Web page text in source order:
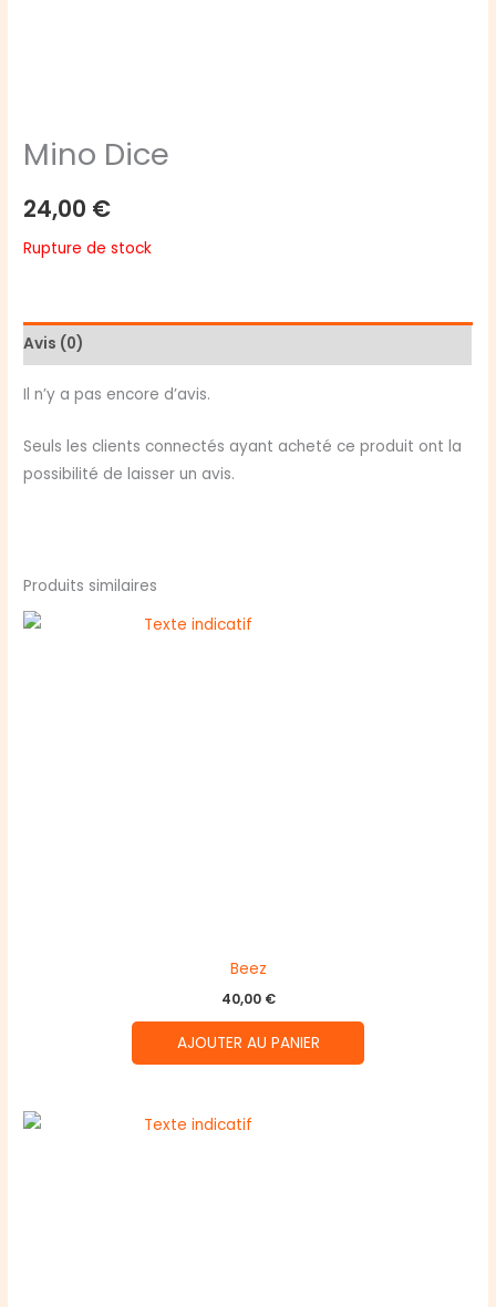
Mino Dice
24,00 €
Rupture de stock
Avis (0)
Il n’y a pas encore d’avis.
Seuls les clients connectés ayant acheté ce produit ont la
possibilité de laisser un avis.
Produits similaires
Beez
40,00 €
AJOUTER AU PANIER